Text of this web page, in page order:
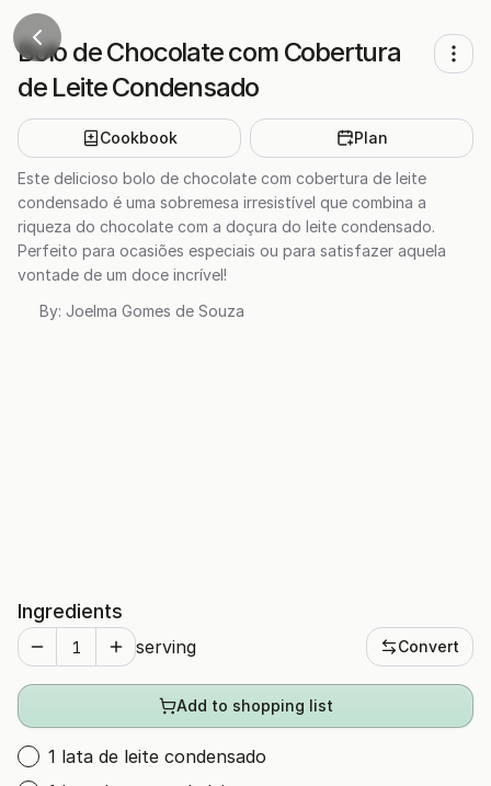
Bolo de Chocolate com Cobertura
de Leite Condensado
Cookbook Plan
Este delicioso bolo de chocolate com cobertura de leite
condensado é uma sobremesa irresistível que combina a
riqueza do chocolate com a doçura do leite condensado.
Perfeito para ocasiões especiais ou para satisfazer aquela
vontade de um doce incrível!
By: Joelma Gomes de Souza
Ingredients
serving Convert
Add to shopping list
1 lata de leite condensado